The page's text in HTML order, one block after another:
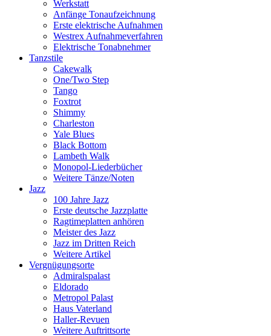
Werkstatt
Anfänge Tonaufzeichnung
Erste elektrische Aufnahmen
Westrex Aufnahmeverfahren
Elektrische Tonabnehmer
Tanzstile
Cakewalk
One/Two Step
Tango
Foxtrot
Shimmy
Charleston
Yale Blues
Black Bottom
Lambeth Walk
Monopol-Liederbücher
Weitere Tänze/Noten
Jazz
100 Jahre Jazz
Erste deutsche Jazzplatte
Ragtimeplatten anhören
Meister des Jazz
Jazz im Dritten Reich
Weitere Artikel
Vergnügungsorte
Admiralspalast
Eldorado
Metropol Palast
Haus Vaterland
Haller-Revuen
Weitere Auftrittsorte